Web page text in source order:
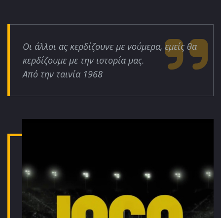
Οι άλλοι ας κερδίζουνε με νούμερα, εμείς θα
κερδίζουμε με την ιστορία μας.
Από την ταινία 1968